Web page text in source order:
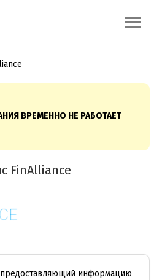
FinAlliance
ВРЕМЕННО НЕ РАБОТАЕТ
информацию